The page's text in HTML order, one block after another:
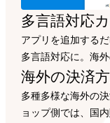
多言語対応
アプリを追加する
多言語対応に。海
海外の決済
多種多様な海外の
ョップ側では、国